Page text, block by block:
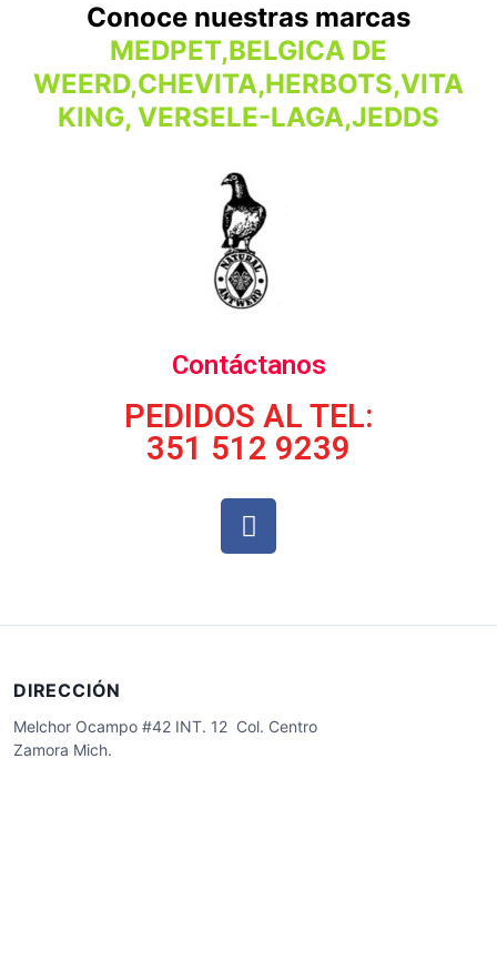
Conoce nuestras marcas
MEDPET,BELGICA DE
WEERD,CHEVITA,HERBOTS,VITA
KING, VERSELE-LAGA,JEDDS
Contáctanos
PEDIDOS AL TEL:
351 512 9239
DIRECCIÓN
Melchor Ocampo #42 INT. 12 Col. Centro
Zamora Mich.